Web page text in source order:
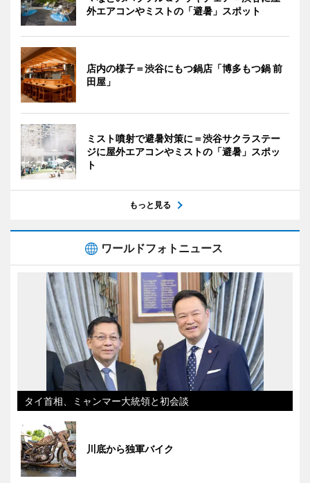
外エアコンやミストの「避暑」スポット
店内の様子＝渋谷にもつ鍋店「博多もつ鍋 前
田屋」
ミスト噴射で避暑対策に＝渋谷サクラステー
ジに屋外エアコンやミストの「避暑」スポッ
ト
もっと見る
ワールドフォトニュース
タイ首相、ミャンマー大統領と初会談
川底から独軍バイク